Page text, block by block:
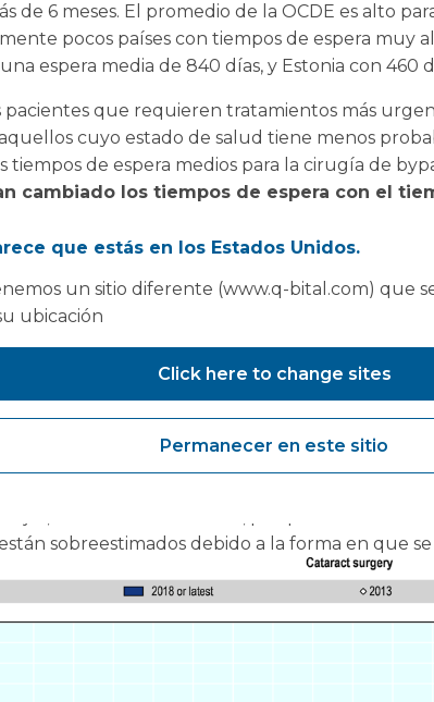
de 6 meses. El promedio de la OCDE es alto
pocos países con tiempos de espera muy
espera media de 840 días, y Estonia con 460
pacientes que requieren tratamientos más
cuyo estado de salud tiene menos
tiempos de espera medios para la cirugía de
cambiado los tiempos de espera con el
de estabilidad, los tiempos de espera
comenzado a aumentar en varios países,
en el tiempo medio de espera en países
pequeños desde una perspectiva
Portugal.
políticas centradas en reducir los
y Finlandia han logrado reducir los
mantenido estas reducciones durante períodos
logrado reducir los tiempos de espera
Bajos, los datos son la media, porque la mediana
sobreestimados debido a la forma en que
que estás en los Estados Unidos.
un sitio diferente (www.q-bital.com) que
ubicación
Click here to change sites
Permanecer en este sitio